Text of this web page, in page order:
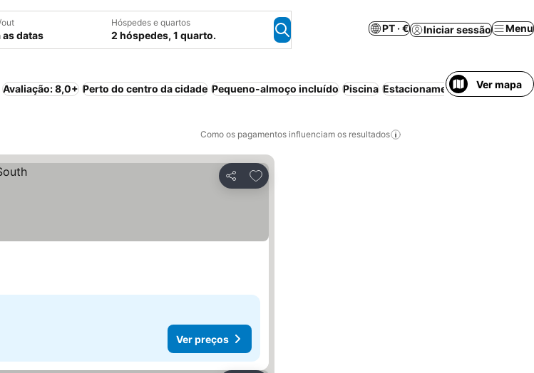
as datas
Hóspedes e quartos
2 hóspedes, 1 quarto.
PT · € Iniciar sessão Menu
Avaliação: 8,0+ Perto do centro da cidade Pequeno-almoço incluído Piscina Estacionamento Ver mapa
Como os pagamentos influenciam os resultados
Partilhar
Adicionar aos favoritos
Ver preços